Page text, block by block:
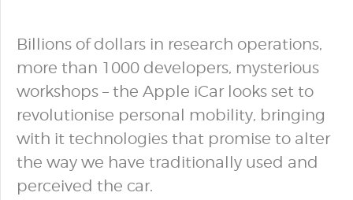
Billions of dollars in research operations,
more than 1000 developers, mysterious
workshops – the Apple iCar looks set to
revolutionise personal mobility, bringing
with it technologies that promise to alter
the way we have traditionally used and
perceived the car.